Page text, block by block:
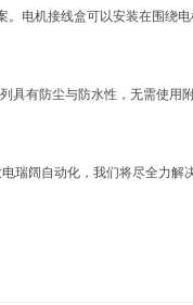
电机接线盒可以安装在围绕
具有防尘与防水性，无需使用
瑞阔自动化，我们将尽全力解